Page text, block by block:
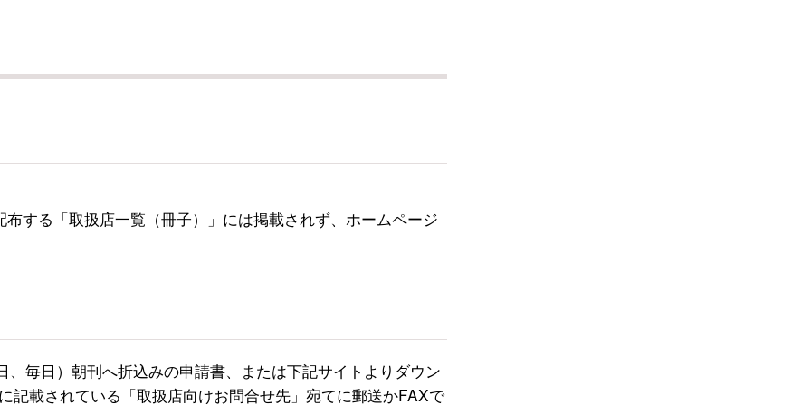
する「取扱店一覧（冊子）」には掲載されず、ホームページ
毎日）朝刊へ折込みの申請書、または下記サイトよりダウン
記載されている「取扱店向けお問合せ先」宛てに郵送かFAXで